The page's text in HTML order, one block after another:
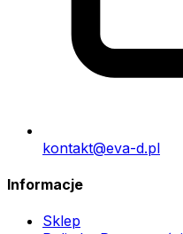
kontakt@eva-d.pl
Informacje
Sklep